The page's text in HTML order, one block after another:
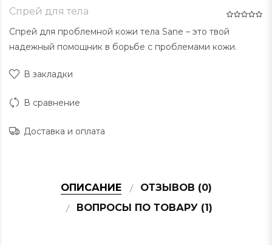
Спрей для тела
Спрей для проблемной кожи тела Sane – это твой
надежный помощник в борьбе с проблемами кожи.
В закладки
В сравнение
Доставка и оплата
ОПИСАНИЕ
ОТЗЫВОВ (0)
ВОПРОСЫ ПО ТОВАРУ (1)